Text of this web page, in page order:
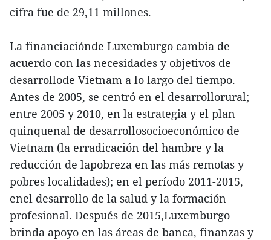
cifra fue de 29,11 millones.
La financiaciónde Luxemburgo cambia de
acuerdo con las necesidades y objetivos de
desarrollode Vietnam a lo largo del tiempo.
Antes de 2005, se centró en el desarrollorural;
entre 2005 y 2010, en la estrategia y el plan
quinquenal de desarrollosocioeconómico de
Vietnam (la erradicación del hambre y la
reducción de lapobreza en las más remotas y
pobres localidades); en el período 2011-2015,
enel desarrollo de la salud y la formación
profesional. Después de 2015,Luxemburgo
brinda apoyo en las áreas de banca, finanzas y